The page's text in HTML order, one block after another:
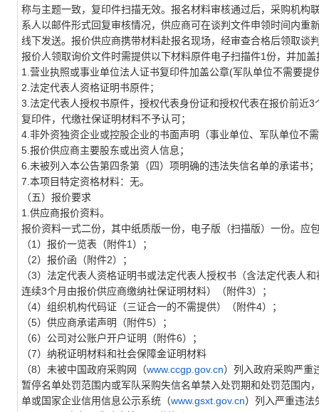
称与主题一致，复印件扫描无效。报名材料审核通过后，采购机
系人以邮件形式回复审核情况，供应商可在谈判文件申领时间内重
线下发送。报价供应商携带材料赴报名现场，经审查合格后领取谈
报价人领取询价文件时需提供以下材料原件电子扫描件1份，并加
1. 营业执照或事业单位法人证书复印件加盖公章(军队单位不需要提
2. 法定代表人资格证明书原件；
3. 法定代表人授权书原件，授权代表身份证和授权代表在报价前近
复印件，代缴社保证明材料不予认可；
4. 非外资独资企业或控股企业的书面声明（事业单位、军队单位不
5. 报价供应商主要股东或出资人信息；
6. 未被列入本公告第四条第（四）项明确的违法失信名单的承诺书；
7. 本项目特定资格材料：无。
（五）报价要求
1. 供应商报价资料。
报价资料一式二份，其中纸质版一份，电子版（扫描版）一份。应
（1）报价一览表（附件1）；
（2）报价函（附件2）；
（3）法定代表人资格证明书或法定代表人授权书（含法定代表人
连续3个月由报价供应商缴纳社保证明材料）（附件3）；
（4）组织机构代码证（三证合一的不需提供）（附件4）；
（5）供应商承诺声明（附件5）；
（6）公司对公账户开户证明（附件6）；
（7）纳税证明材料和社会保障金证明材料
（8）未被中国政府采购网（www.ccgp.gov.cn）列入政府采购严重
暂停名单处罚范围内或军队采购失信名单禁入处罚期和处罚范围内
单或国家企业信用信息公示系统（www.gsxt.gov.cn）列入严重违法